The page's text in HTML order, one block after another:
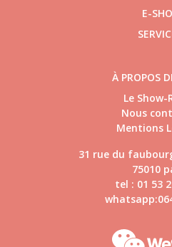
E-
À PROPOS
Le Show-
Nous
Mentions
31 rue du
75010
tel : 01 53